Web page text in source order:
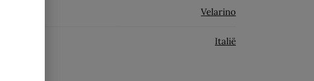
Velarino
Italië